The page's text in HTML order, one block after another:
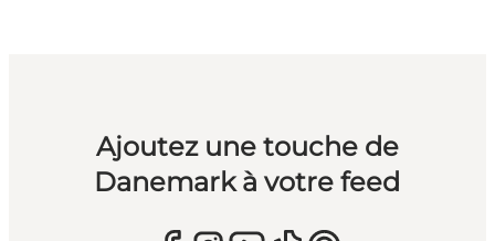
Ajoutez une touche de
Danemark à votre feed